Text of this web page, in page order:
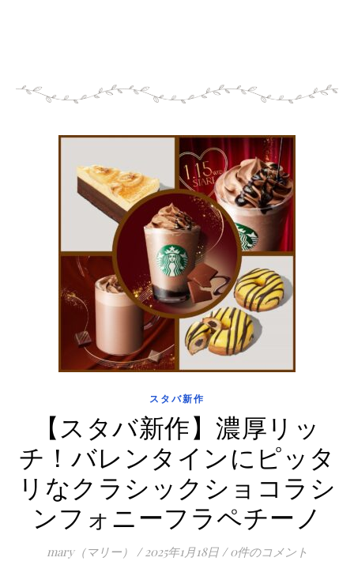
スタバ新作
【スタバ新作】濃厚リッ
チ！バレンタインにピッタ
リなクラシックショコラシ
ンフォニーフラペチーノ
mary（マリー） / 2025年1月18日 / 0件のコメント